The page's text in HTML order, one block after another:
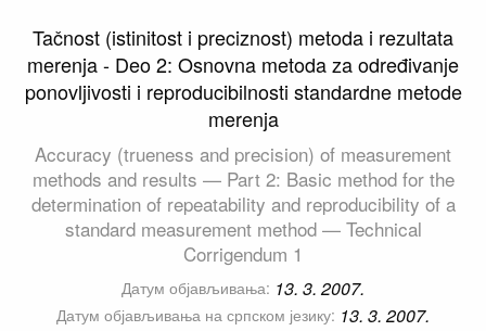
Tačnost (istinitost i preciznost) metoda i rezultata
merenja - Deo 2: Osnovna metoda za određivanje
ponovljivosti i reproducibilnosti standardne metode
merenja
Accuracy (trueness and precision) of measurement
methods and results — Part 2: Basic method for the
determination of repeatability and reproducibility of a
standard measurement method — Technical
Corrigendum 1
Датум објављивања: 13. 3. 2007.
Датум објављивања на српском језику: 13. 3. 2007.